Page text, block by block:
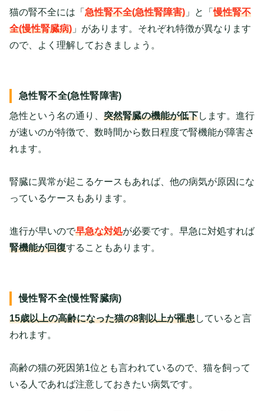
猫の腎不全には「 急性腎不全(急性腎障害) 」と「慢性腎不
全(慢性腎臓病) 」があります。それぞれ特徴が異なります
ので、よく理解しておきましょう。
急性腎不全(急性腎障害)
急性という名の通り、 突然腎臓の機能が低下します。進行
が速いのが特徴で、数時間から数日程度で腎機能が障害さ
れます。
腎臓に異常が起こるケースもあれば、他の病気が原因にな
っているケースもあります。
進行が早いので早急な対処が必要です。早急に対処すれば
腎機能が回復することもあります。
慢性腎不全(慢性腎臓病)
15歳以上の高齢になった猫の8割以上が罹患していると言
われます。
高齢の猫の死因第1位とも言われているので、猫を飼って
いる人であれば注意しておきたい病気です。